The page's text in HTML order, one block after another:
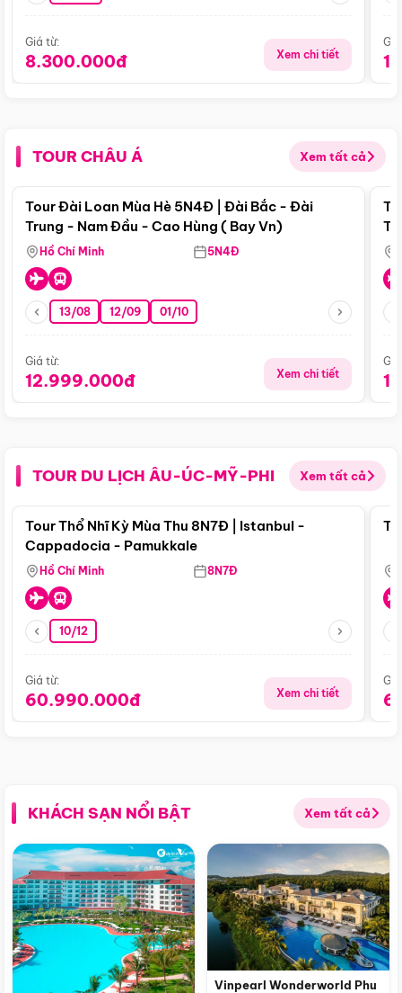
Giá từ:
8.300.000đ Xem chi tiết
TOUR CHÂU Á Xem tất cả
Điểm nổi bật
Tour Đài Loan Mùa Hè 5N4Đ | Đài Bắc - Đài
Trung - Nam Đầu - Cao Hùng ( Bay Vn)
Hồ Chí Minh 5N4Đ
13/08 12/09 01/10
Giá từ:
12.999.000đ Xem chi tiết
TOUR DU LỊCH ÂU-ÚC-MỸ-PHI Xem tất cả
Điểm nổi bật
Tour Thổ Nhĩ Kỳ Mùa Thu 8N7Đ | Istanbul -
Cappadocia - Pamukkale
Hồ Chí Minh 8N7Đ
10/12
Giá từ:
60.990.000đ Xem chi tiết
KHÁCH SẠN NỔI BẬT Xem tất cả
Vinpearl Wonderworld Phu